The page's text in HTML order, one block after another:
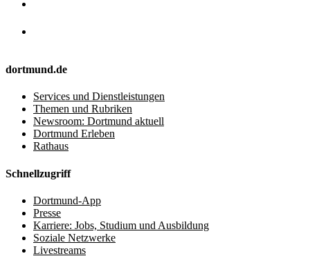
dortmund.de
Services und Dienstleistungen
Themen und Rubriken
Newsroom: Dortmund aktuell
Dortmund Erleben
Rathaus
Schnellzugriff
Dortmund-App
Presse
Karriere: Jobs, Studium und Ausbildung
Soziale Netzwerke
Livestreams